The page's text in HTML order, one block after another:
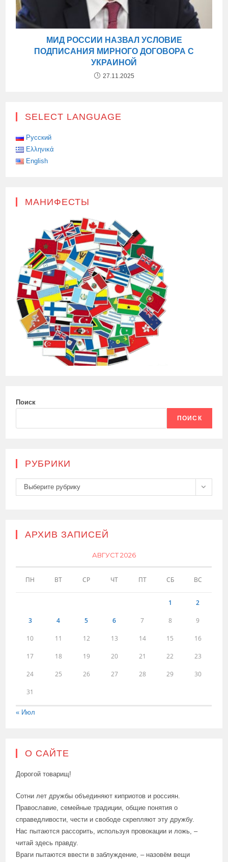
МИД РОССИИ НАЗВАЛ УСЛОВИЕ
ПОДПИСАНИЯ МИРНОГО ДОГОВОРА С
УКРАИНОЙ
27.11.2025
SELECT LANGUAGE
Русский
Ελληνικά
English
МАНИФЕСТЫ
Поиск
ПОИСК
РУБРИКИ
Рубрики
Выберите рубрику
АРХИВ ЗАПИСЕЙ
АВГУСТ 2026
ПН ВТ СР ЧТ ПТ СБ ВС
1 2
3 4 5 6 7 8 9
10 11 12 13 14 15 16
17 18 19 20 21 22 23
24 25 26 27 28 29 30
31
« Июл
О САЙТЕ
Дорогой товарищ!
Сотни лет дружбы объединяют киприотов и россиян.
Православие, семейные традиции, общие понятия о
справедливости, чести и свободе скрепляют эту дружбу.
Нас пытаются рассорить, используя провокации и ложь, –
читай здесь правду.
Враги пытаются ввести в заблуждение, – назовём вещи